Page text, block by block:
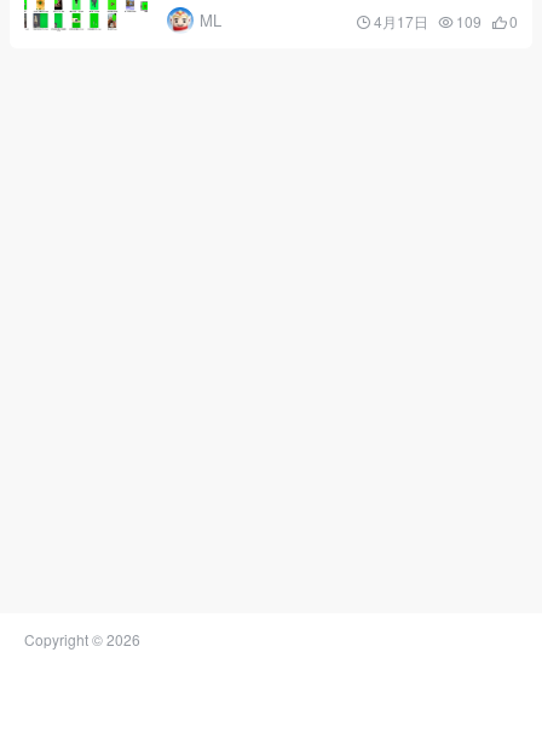
ML 4月17日 109 0
Copyright © 2026